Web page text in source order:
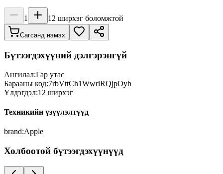
1 12 ширхэг боломжтой
Сагсанд нэмэх
Бүтээгдэхүүний дэлгэрэнгүй
Ангилал:Гар утас
Барааны код:7rbVttCh1WwriRQjpOyb
Үлдэгдэл:12 ширхэг
Техникийн үзүүлэлтүүд
brand:Apple
Холбоотой бүтээгдэхүүнүүд